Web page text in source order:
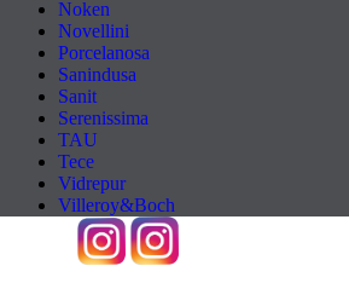
Noken
Novellini
Porcelanosa
Sanindusa
Sanit
Serenissima
TAU
Tece
Vidrepur
Villeroy&Boch